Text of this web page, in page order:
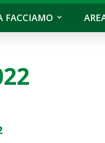
FACCIAMO